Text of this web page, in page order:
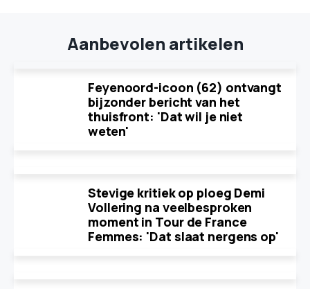
Aanbevolen artikelen
Feyenoord-icoon (62) ontvangt
bijzonder bericht van het
thuisfront: 'Dat wil je niet
weten'
Stevige kritiek op ploeg Demi
Vollering na veelbesproken
moment in Tour de France
Femmes: 'Dat slaat nergens op'